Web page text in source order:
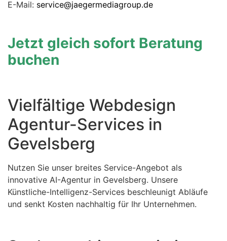
E-Mail: service@jaegermediagroup.de
Jetzt gleich sofort Beratung
buchen
Vielfältige Webdesign
Agentur-Services in
Gevelsberg
Nutzen Sie unser breites Service-Angebot als
innovative AI-Agentur in Gevelsberg. Unsere
Künstliche-Intelligenz-Services beschleunigt Abläufe
und senkt Kosten nachhaltig für Ihr Unternehmen.